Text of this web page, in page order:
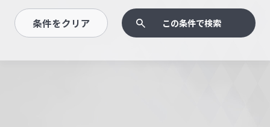
条件をクリア この条件で検索